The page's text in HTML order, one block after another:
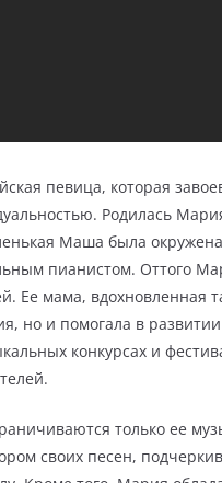
певица, которая
Родилась
Маша была
пианистом. Оттого
Ее мама, вдохновленная
но и помогала в
конкурсах и
только ее
своих песен,